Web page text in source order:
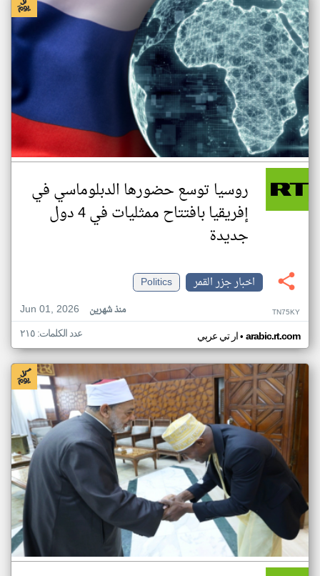
روسيا توسع حضورها الدبلوماسي في
إفريقيا بافتتاح ممثليات في 4 دول
جديدة
اخبار جزر القمر
Politics
Jun 01, 2026
منذ شهرين TN75KY
ار تي عربي• arabic.rt.com عدد الكلمات: ٢١٥